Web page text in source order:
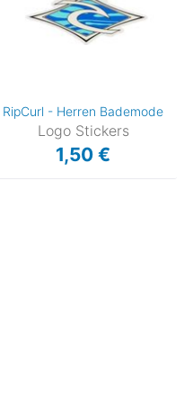
RipCurl - Herren Bademode
Logo Stickers
1,50 €